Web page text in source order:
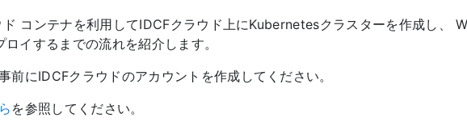
コンテナを利用してIDCFクラウド上にKubernetesクラスターを作成し、
イするまでの流れを紹介します。
前にIDCFクラウドのアカウントを作成してください。
を参照してください。